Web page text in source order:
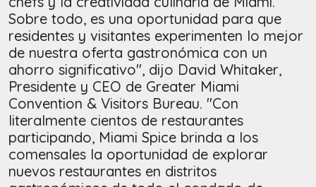
Sobre todo, es una oportunidad para que
residentes y visitantes experimenten lo mejor
de nuestra oferta gastronómica con un
ahorro significativo", dijo David Whitaker,
Presidente y CEO de Greater Miami
Convention & Visitors Bureau. "Con
literalmente cientos de restaurantes
participando, Miami Spice brinda a los
comensales la oportunidad de explorar
nuevos restaurantes en distritos